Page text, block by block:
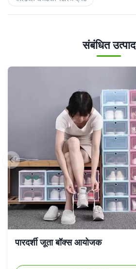
संबंधित उत्पाद
पारदर्शी जूता बॉक्स आयोजक